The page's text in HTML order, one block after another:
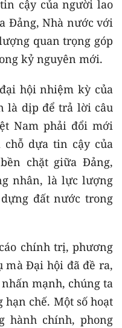
cậy của người lao
Đảng, Nhà nước với
quan trọng góp
kỷ nguyên mới.
hội nhiệm kỳ của
là dịp để trả lời câu
Nam phải đổi mới
dựa tin cậy của
chặt giữa Đảng,
nhân, là lực lượng
đất nước trong
chính trị, phương
mà Đại hội đã đề ra,
mạnh, chúng ta
chế. Một số hoạt
hành chính, phong